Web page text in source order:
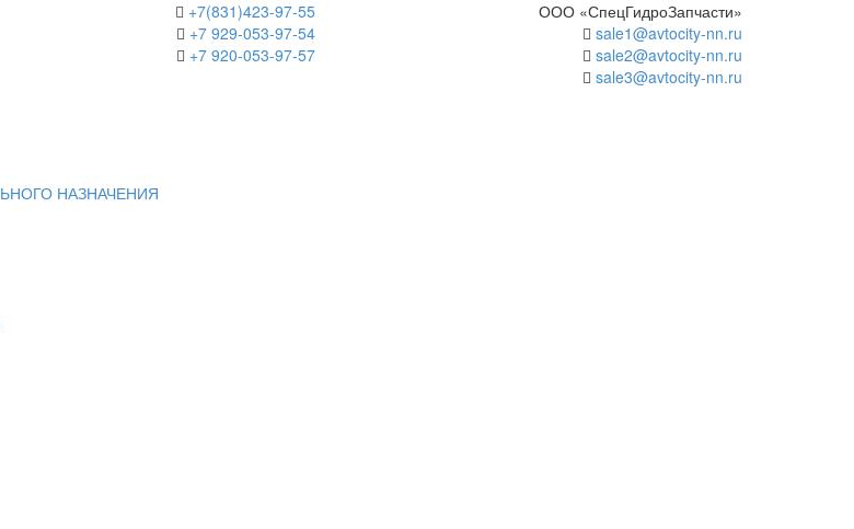
+7(831)423-97-55
+7 929-053-97-54
+7 920-053-97-57
ООО «СпецГидроЗапчасти»
sale1@avtocity-nn.ru
sale2@avtocity-nn.ru
sale3@avtocity-nn.ru
НАЗНАЧЕНИЯ